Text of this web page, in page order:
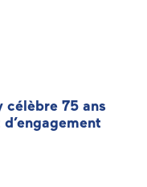
célèbre 75 ans